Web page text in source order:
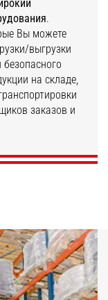
.
Вы можете
выгрузки
на складе,
заказов и
ОТКРОЙТЕ ДЛЯ СЕБЯ